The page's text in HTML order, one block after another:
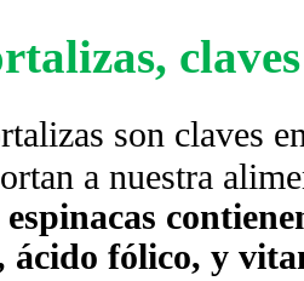
son claves
a nuestra
espinacas
ácido fólico, y